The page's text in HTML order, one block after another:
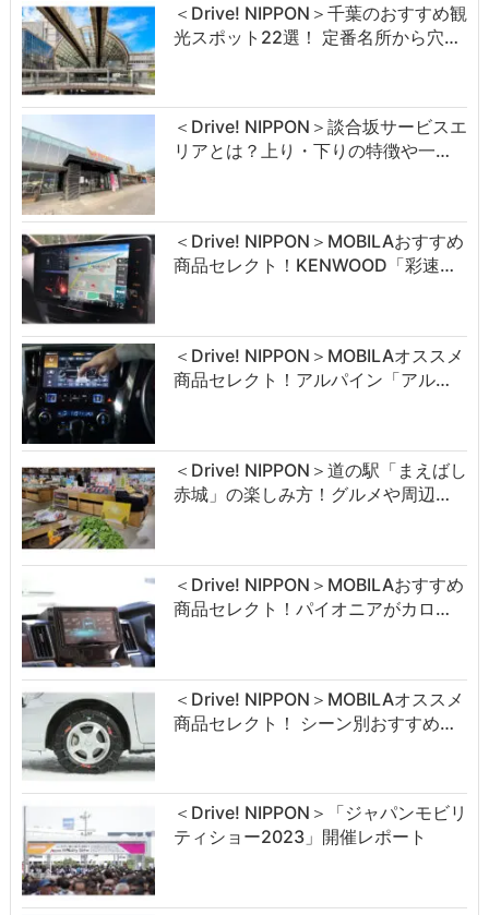
＜Drive! NIPPON＞千葉のおすすめ観
光スポット22選！ 定番名所から穴…
＜Drive! NIPPON＞談合坂サービスエ
リアとは？上り・下りの特徴や一…
＜Drive! NIPPON＞MOBILAおすすめ
商品セレクト！KENWOOD「彩速…
＜Drive! NIPPON＞MOBILAオススメ
商品セレクト！アルパイン「アル…
＜Drive! NIPPON＞道の駅「まえばし
赤城」の楽しみ方！グルメや周辺…
＜Drive! NIPPON＞MOBILAおすすめ
商品セレクト！パイオニアがカロ…
＜Drive! NIPPON＞MOBILAオススメ
商品セレクト！ シーン別おすすめ…
＜Drive! NIPPON＞「ジャパンモビリ
ティショー2023」開催レポート